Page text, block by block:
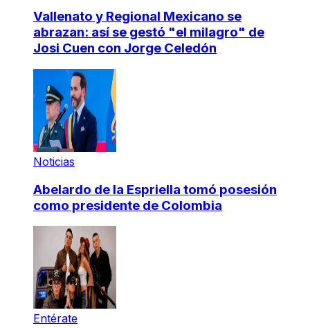
Vallenato y Regional Mexicano se
abrazan: así se gestó "el milagro" de
Josi Cuen con Jorge Celedón
Noticias
Abelardo de la Espriella tomó posesión
como presidente de Colombia
Entérate